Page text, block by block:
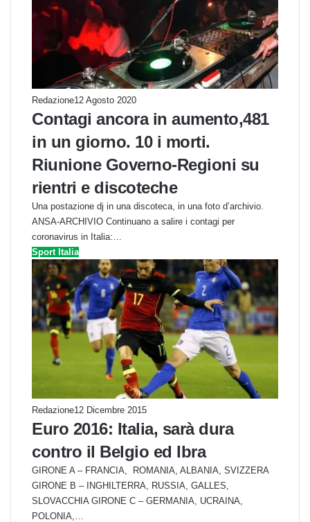
Redazione12 Agosto 2020
Contagi ancora in aumento,481
in un giorno. 10 i morti.
Riunione Governo-Regioni su
rientri e discoteche
Una postazione dj in una discoteca, in una foto d’archivio.
ANSA-ARCHIVIO Continuano a salire i contagi per
coronavirus in Italia:…
Sport Italia
Redazione12 Dicembre 2015
Euro 2016: Italia, sarà dura
contro il Belgio ed Ibra
GIRONE A – FRANCIA, ROMANIA, ALBANIA, SVIZZERA
GIRONE B – INGHILTERRA, RUSSIA, GALLES,
SLOVACCHIA GIRONE C – GERMANIA, UCRAINA,
POLONIA,…